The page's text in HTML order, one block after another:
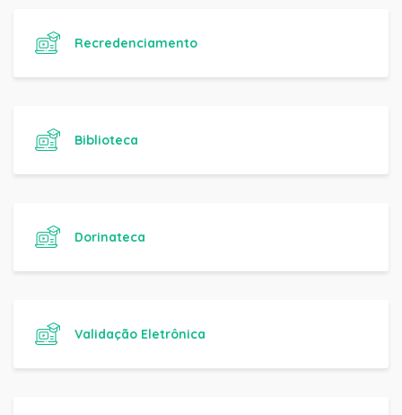
Recredenciamento
Biblioteca
Dorinateca
Validação Eletrônica